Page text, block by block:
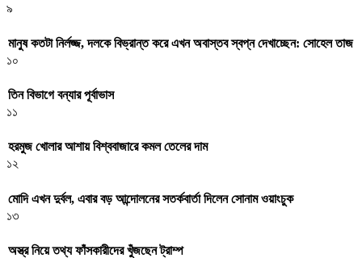
৯
মানুষ কতটা নির্লজ্জ, দলকে বিভ্রান্ত করে এখন অবাস্তব স্বপ্ন দেখাচ্ছেন: সোহেল তাজ
১০
তিন বিভাগে বন্যার পূর্বাভাস
১১
হরমুজ খোলার আশায় বিশ্ববাজারে কমল তেলের দাম
১২
মোদি এখন দুর্বল, এবার বড় আন্দোলনের সতর্কবার্তা দিলেন সোনাম ওয়াংচুক
১৩
অস্ত্র নিয়ে তথ্য ফাঁসকারীদের খুঁজছেন ট্রাম্প